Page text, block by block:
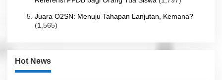
Juara O2SN: Menuju Tahapan Lanjutan, Kemana?
(1,565)
Hot News